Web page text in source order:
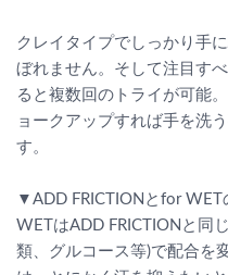
クレイタイプでしっかり手
ぼれません。そして注目す
ると複数回のトライが可能
ョークアップすれば手を洗
す。
▼ADD FRICTIONとfor WET
WETはADD FRICTIONと同
類、グルコース等)で配合を